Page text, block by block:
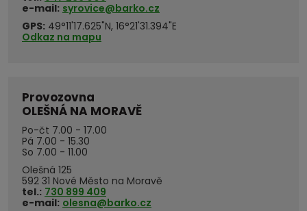
e-mail: syrovice@barko.cz
GPS: 49°11'17.625"N, 16°21'31.394"E
Odkaz na mapu
Provozovna
OLEŠNÁ NA MORAVĚ
Po-čt 7.00 - 17.00
Pá 7.00 - 15.30
So 7.00 - 11.00
Olešná 125
592 31 Nové Město na Moravě
tel.: 730 899 409
e-mail: olesna@barko.cz